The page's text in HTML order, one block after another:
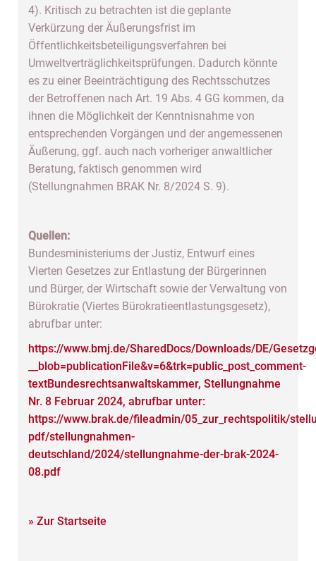
4). Kritisch zu betrachten ist die geplante
Verkürzung der Äußerungsfrist im
Öffentlichkeitsbeteiligungsverfahren bei
Umweltverträglichkeitsprüfungen. Dadurch könnte
es zu einer Beeinträchtigung des Rechtsschutzes
der Betroffenen nach Art. 19 Abs. 4 GG kommen, da
ihnen die Möglichkeit der Kenntnisnahme von
entsprechenden Vorgängen und der angemessenen
Äußerung, ggf. auch nach vorheriger anwaltlicher
Beratung, faktisch genommen wird
(Stellungnahmen BRAK Nr. 8/2024 S. 9).
Quellen:
Bundesministeriums der Justiz, Entwurf eines
Vierten Gesetzes zur Entlastung der Bürgerinnen
und Bürger, der Wirtschaft sowie der Verwaltung von
Bürokratie (Viertes Bürokratieentlastungsgesetz),
abrufbar unter:
https://www.bmj.de/SharedDocs/Downloads/DE/
__blob=publicationFile&v=6&trk=public_post_comment-
textBundesrechtsanwaltskammer, Stellungnahme
Nr. 8 Februar 2024, abrufbar unter:
https://www.brak.de/fileadmin/05_zur_rechtspolitik/
pdf/stellungnahmen-
deutschland/2024/stellungnahme-der-brak-2024-
08.pdf
» Zur Startseite